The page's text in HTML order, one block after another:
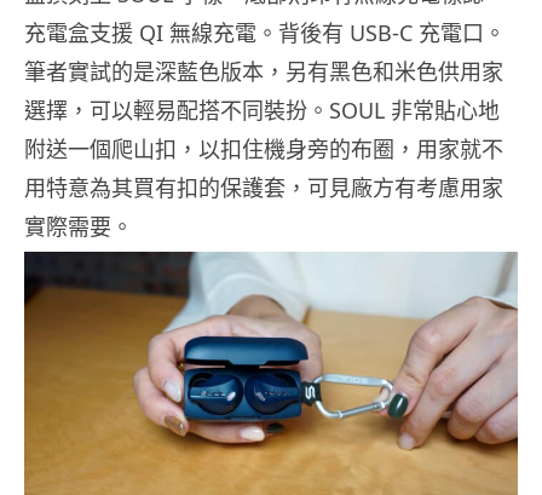
充電盒支援 QI 無線充電。背後有 USB-C 充電口。
筆者實試的是深藍色版本，另有黑色和米色供用家
選擇，可以輕易配搭不同裝扮。SOUL 非常貼心地
附送一個爬山扣，以扣住機身旁的布圈，用家就不
用特意為其買有扣的保護套，可見廠方有考慮用家
實際需要。